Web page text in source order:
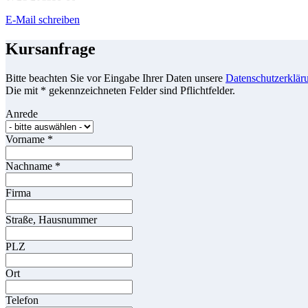
E-Mail schreiben
Kursanfrage
Bitte beachten Sie vor Eingabe Ihrer Daten unsere
Die mit * gekennzeichneten Felder sind Pflichtfelder.
Anrede
Vorname *
Nachname *
Firma
Straße, Hausnummer
PLZ
Ort
Telefon